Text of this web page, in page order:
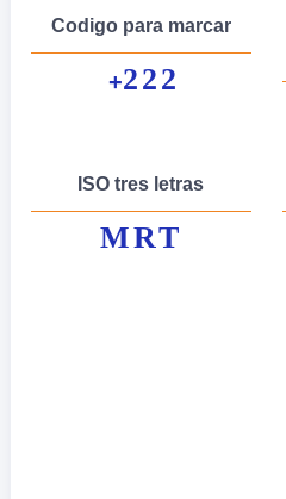
Codigo para marcar
+222
ISO tres letras
MRT